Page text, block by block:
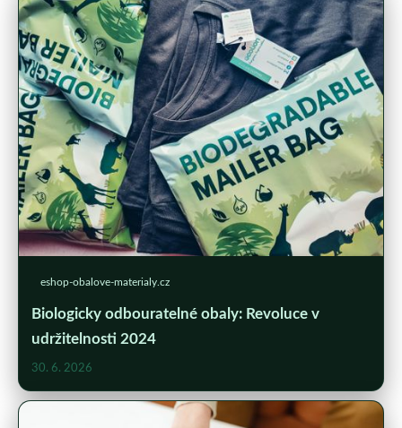
eshop-obalove-materialy.cz
Biologicky odbouratelné obaly: Revoluce v
udržitelnosti 2024
30. 6. 2026